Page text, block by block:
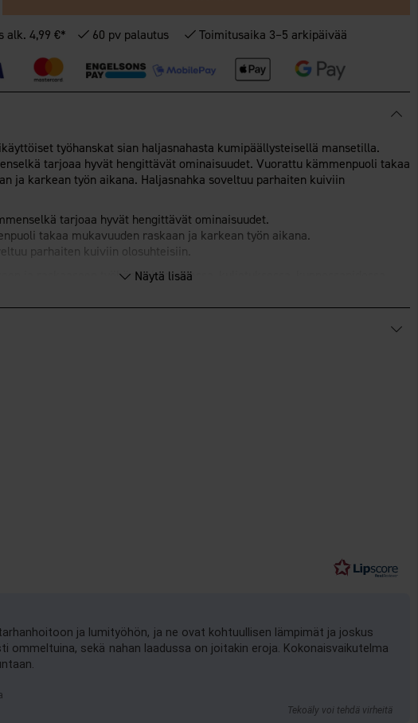
alk. 4,99 €* 60 pv palautus Toimitusaika 3–5 arkipäivää
työhanskat sian haljasnahasta kumipäällysteisellä mansetilla.
tarjoaa hyvät hengittävät ominaisuudet. Vuorattu kämmenpuoli takaa
ja karkean työn aikana. Haljasnahka soveltuu parhaiten kuiviin
tarjoaa hyvät hengittävät ominaisuudet.
takaa mukavuuden raskaan ja karkean työn aikana.
parhaiten kuiviin olosuhteisiin.
ja raskaaseen työhön kokoamisessa, kuljetuksessa, kunnossapidossa,
Näytä lisää
ja lumityöhön, ja ne ovat kohtuullisen lämpimät ja joskus
sekä nahan laadussa on joitakin eroja. Kokonaisvaikutelma
Tekoäly voi tehdä virheitä